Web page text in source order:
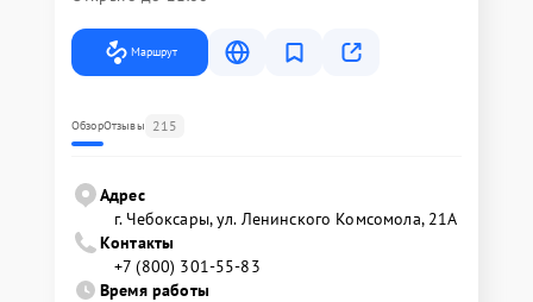
Маршрут
ОбзорОтзывы 215
Адрес
г. Чебоксары, ул. Ленинского Комсомола, 21А
Контакты
+7 (800) 301-55-83
Время работы